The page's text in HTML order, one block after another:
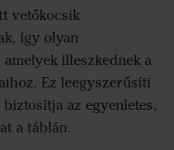
vetőkocsik
így olyan
illeszkednek a
Ez leegyszerűsíti
az egyenletes,
a táblán.